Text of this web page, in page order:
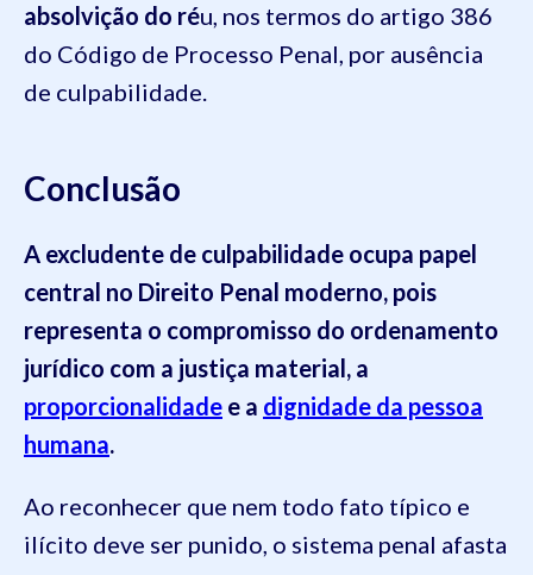
absolvição do réu, nos termos do artigo 386
do Código de Processo Penal, por ausência
de culpabilidade.
Conclusão
A excludente de culpabilidade ocupa papel
central no Direito Penal moderno, pois
representa o compromisso do ordenamento
jurídico com a justiça material, a
proporcionalidade e a dignidade da pessoa
humana.
Ao reconhecer que nem todo fato típico e
ilícito deve ser punido, o sistema penal afasta